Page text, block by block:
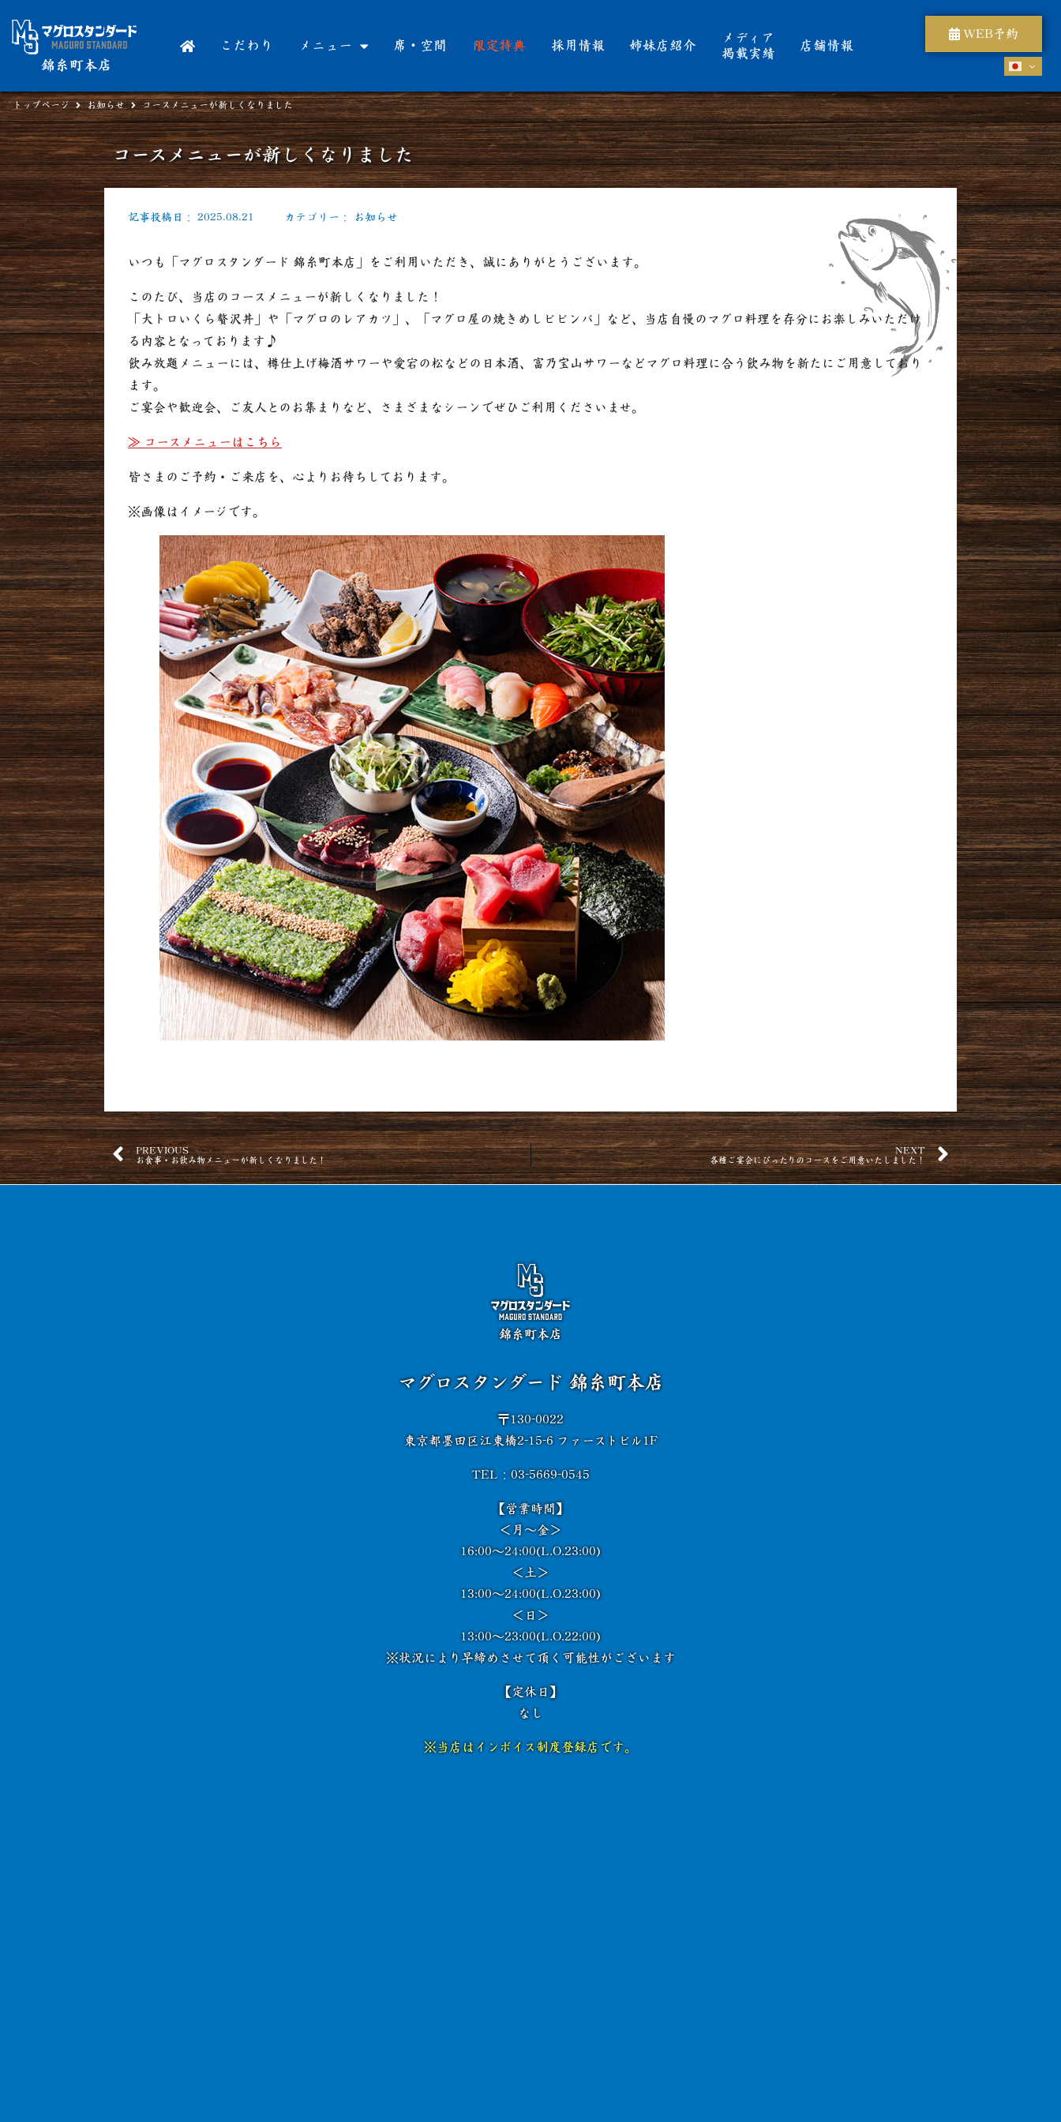
錦糸町本店
こだわり メニュー 席・空間 限定特典 採用情報 姉妹店紹介
メディア
掲載実績
店舗情報
WEB予約
トップページ お知らせ コースメニューが新しくなりました
コースメニューが新しくなりました
記事投稿日： 2025.08.21 カテゴリー： お知らせ
いつも「マグロスタンダード 錦糸町本店」をご利用いただき、誠にありがとうございます。
このたび、当店のコースメニューが新しくなりました！
「大トロいくら贅沢丼」や「マグロのレアカツ」、「マグロ屋の焼きめしビビンバ」など、当店自慢のマグロ料理を存分にお楽しみいただけ
る内容となっております♪
飲み放題メニューには、樽仕上げ梅酒サワーや愛宕の松などの日本酒、富乃宝山サワーなどマグロ料理に合う飲み物を新たにご用意しており
ます。
ご宴会や歓迎会、ご友人とのお集まりなど、さまざまなシーンでぜひご利用くださいませ。
≫ コースメニューはこちら
皆さまのご予約・ご来店を、心よりお待ちしております。
※画像はイメージです。
PREVIOUS
お食事・お飲み物メニューが新しくなりました！
NEXT
各種ご宴会にぴったりのコースをご用意いたしました！
錦糸町本店
マグロスタンダード 錦糸町本店
〒130-0022
東京都墨田区江東橋2-15-6 ファーストビル1F
TEL：03-5669-0545
【営業時間】
＜月～金＞
16:00～24:00(L.O.23:00)
＜土＞
13:00～24:00(L.O.23:00)
＜日＞
13:00～23:00(L.O.22:00)
※状況により早締めさせて頂く 可能性がございます
【定休日】
なし
※当店はインボイス制度登録店です。